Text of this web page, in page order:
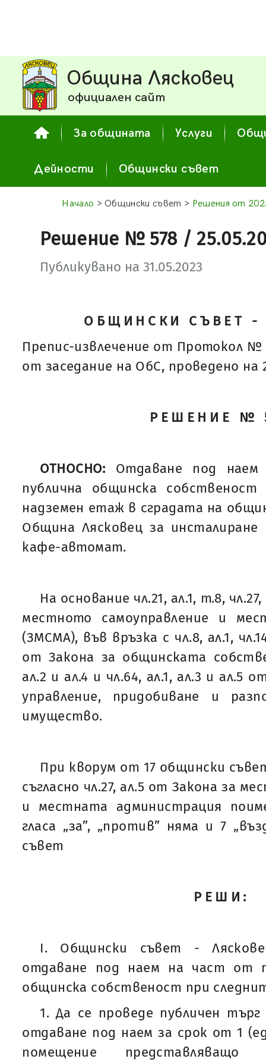
Община Лясковец
официален сайт
За общината Услуги
Дейности Общински съвет
Начало > Общински съвет > Решения от
Решение № 578 /
Публикувано на 31.05.2023
ОБЩИНСКИ СЪВЕТ -
Препис-извлечение от Протокол №
от заседание на ОбС, проведено на
РЕШЕНИЕ №
ОТНОСНО: Отдаване под
публична общинска
надземен етаж в сградата на
Община Лясковец за инсталиране
кафе-автомат.
На основание чл.21, ал.1, т.8,
местното самоуправление и
(ЗМСМА), във връзка с чл.8, ал.1,
от Закона за общинската
ал.2 и ал.4 и чл.64, ал.1, ал.3 и ал.5
управление, придобиване и
имущество.
При кворум от 17 общински
съгласно чл.27, ал.5 от Закона за
и местната администрация
гласа „за”, „против” няма и 7
съвет
РЕШИ:
I. Общински съвет -
отдаване под наем на част от
общинска собственост при
1. Да се проведе публичен
отдаване под наем за срок от 1
помещение представляващо